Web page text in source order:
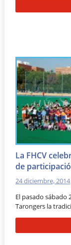
La FHCV
de
24 diciembre, 2014
El pasado sábado
Tarongers la